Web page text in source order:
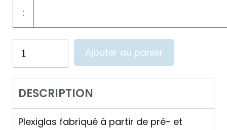
:
Ajouter au panier
DESCRIPTION
Plexiglas fabriqué à partir de pré- et